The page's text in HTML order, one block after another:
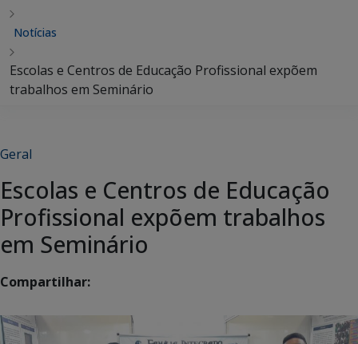
Notícias
Escolas e Centros de Educação Profissional expõem
trabalhos em Seminário
Geral
Escolas e Centros de Educação
Profissional expõem trabalhos
em Seminário
Compartilhar: